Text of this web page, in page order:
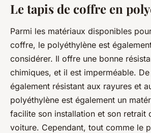
Le tapis de coffre en
Parmi les matériaux disponibles
coffre, le polyéthylène est
considérer. Il offre une bonne
chimiques, et il est imperméable.
également résistant aux rayures et
polyéthylène est également un
facilite son installation et son retrait
voiture. Cependant, tout comme le